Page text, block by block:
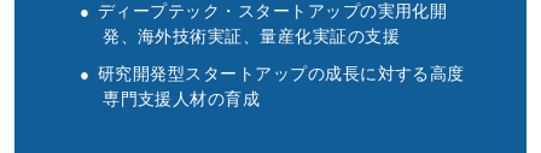
ディープテック・スタートアップの実用化開
発、海外技術実証、量産化実証の支援
研究開発型スタートアップの成長に対する高度
専門支援人材の育成